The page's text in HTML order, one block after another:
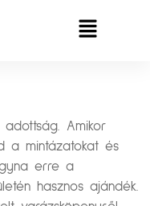
Amikor
a mintázatokat és
erre a
hasznos ajándék.